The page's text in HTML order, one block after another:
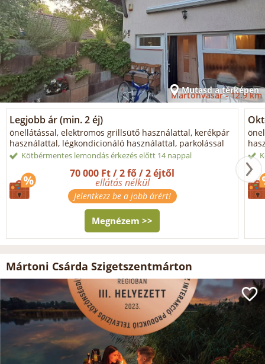
Mutasd a térképen
Martonvásár -12.9 km
Legjobb ár (min. 2 éj)
önellátással, elektromos grillsütő használattal, kerékpár
használattal, légkondicionáló használattal, parkolással
Kötbérmentes lemondás érkezés előtt 14 nappal
70 000 Ft / 2 fő / 2 éjtől
ellátás nélkül
Jelentkezz be a jobb árért!
Megnézem >>
Mártoni Csárda Szigetszentmárton